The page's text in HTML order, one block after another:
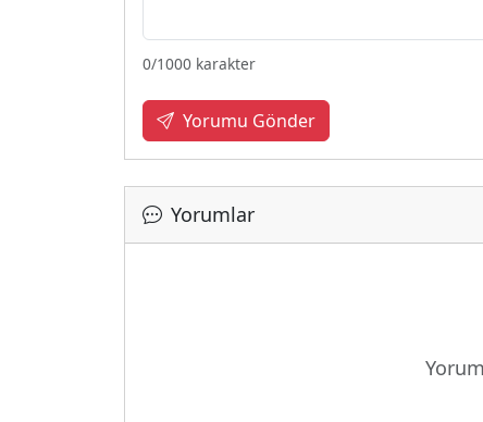
0/1000 karakter
Yorumu Gönder
Yorumlar